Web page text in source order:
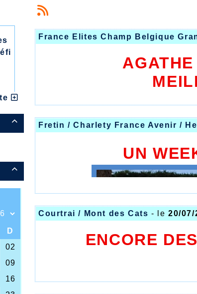


France Elites Champ Belgique
Fretin / Charlety France Avenir /
UN
Courtrai / Mont des Cats - le20/07/
ENCORE